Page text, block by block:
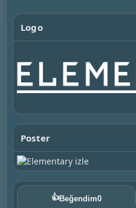
Logo
Poster
👍Beğendim0